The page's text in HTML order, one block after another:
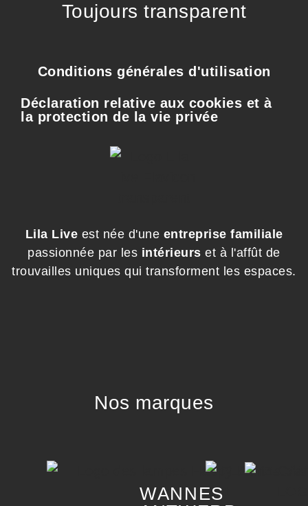
Lila Live est née d'une entreprise familiale
passionnée par les intérieurs et à l'affût de
trouvailles uniques qui transforment les espaces.
Toujours transparent
Conditions générales d'utilisation
Déclaration relative aux cookies et à
la protection de la vie privée
Nos marques
WANNES